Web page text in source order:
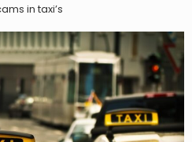
in taxi’s